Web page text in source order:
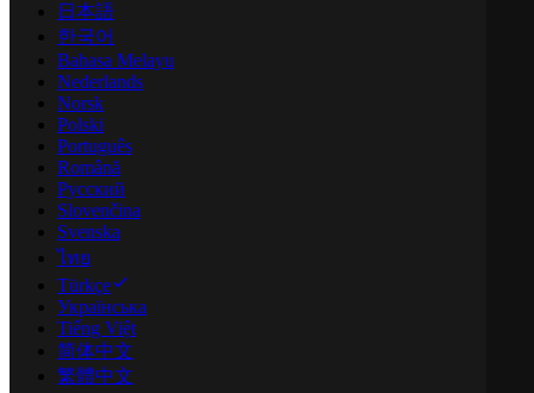
日本語
한국어
Bahasa Melayu
Nederlands
Norsk
Polski
Português
Română
Русский
Slovenčina
Svenska
ไทย
Türkçe
Українська
Tiếng Việt
简体中文
繁體中文